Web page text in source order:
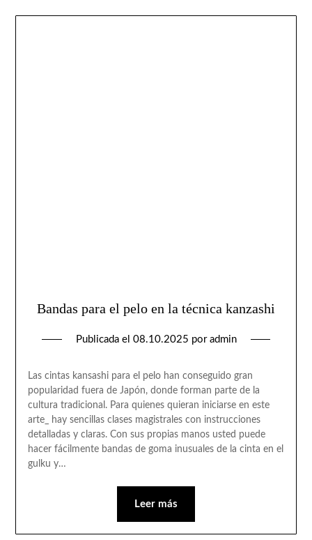
Bandas para el pelo en la técnica kanzashi
Publicada el 08.10.2025 por admin
Las cintas kansashi para el pelo han conseguido gran
popularidad fuera de Japón, donde forman parte de la
cultura tradicional. Para quienes quieran iniciarse en este
arte_ hay sencillas clases magistrales con instrucciones
detalladas y claras. Con sus propias manos usted puede
hacer fácilmente bandas de goma inusuales de la cinta en el
gulku y…
Leer más